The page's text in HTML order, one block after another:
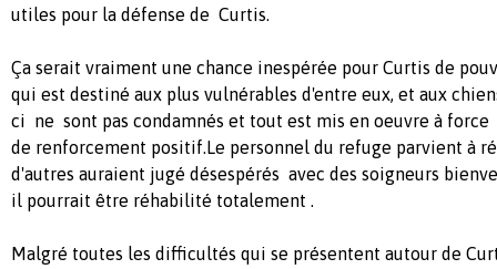
utiles pour la défense de Curtis.
Ça serait vraiment une chance inespérée pour Curtis de
qui est destiné aux plus vulnérables d'entre eux, et aux
ci ne sont pas condamnés et tout est mis en oeuvre à
de renforcement positif.Le personnel du refuge parvient à
d'autres auraient jugé désespérés avec des soigneurs
il pourrait être réhabilité totalement .
Malgré toutes les difficultés qui se présentent autour de